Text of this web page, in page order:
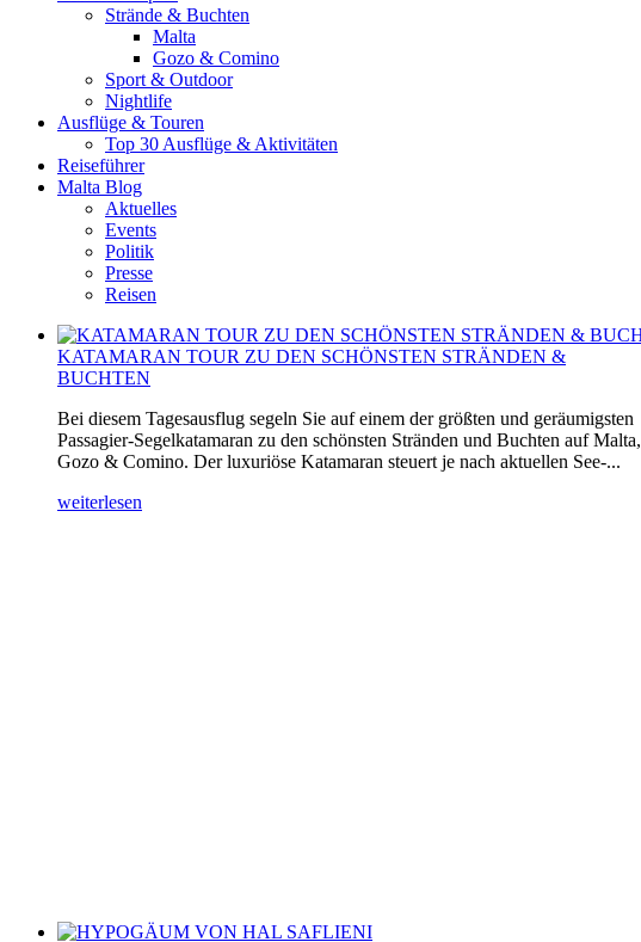
Strände & Buchten
Malta
Gozo & Comino
Sport & Outdoor
Nightlife
Ausflüge & Touren
Top 30 Ausflüge & Aktivitäten
Reiseführer
Malta Blog
Aktuelles
Events
Politik
Presse
Reisen
KATAMARAN TOUR ZU DEN SCHÖNSTEN STRÄNDEN &
BUCHTEN
Bei diesem Tagesausflug segeln Sie auf einem der größten und geräumigsten
Passagier-Segelkatamaran zu den schönsten Stränden und Buchten auf Malta,
Gozo & Comino. Der luxuriöse Katamaran steuert je nach aktuellen See-...
weiterlesen